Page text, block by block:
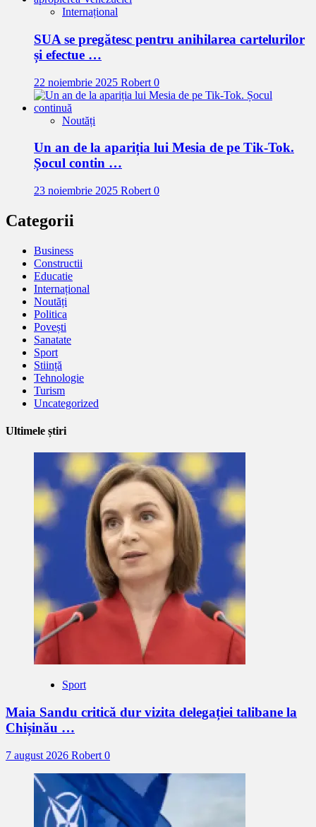
Internațional
SUA se pregătesc pentru anihilarea cartelurilor
și efectue …
22 noiembrie 2025 Robert 0
Noutăți
Un an de la apariția lui Mesia de pe Tik-Tok.
Șocul contin …
23 noiembrie 2025 Robert 0
Categorii
Business
Constructii
Educatie
Internațional
Noutăți
Politica
Povești
Sanatate
Sport
Stiință
Tehnologie
Turism
Uncategorized
Ultimele știri
Sport
Maia Sandu critică dur vizita delegației talibane la
Chișinău …
7 august 2026 Robert 0